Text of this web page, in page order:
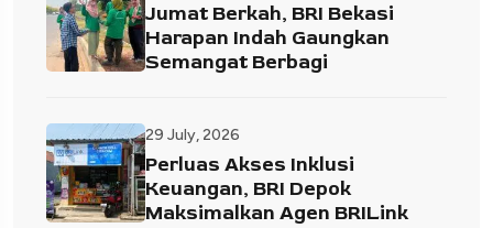
Jumat Berkah, BRI Bekasi
Harapan Indah Gaungkan
Semangat Berbagi
29 July, 2026
Perluas Akses Inklusi
Keuangan, BRI Depok
Maksimalkan Agen BRILink